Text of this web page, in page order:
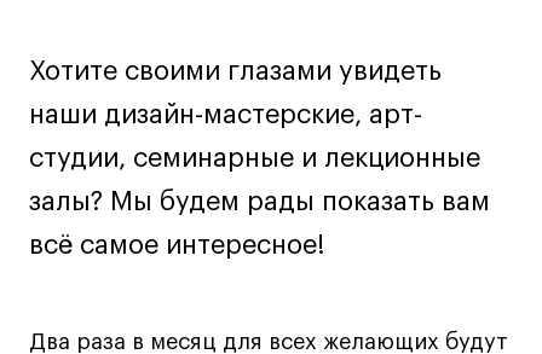
Интенсивы
Мода
Маркетинг
Контент
Интерьер
Хотите своими глазами увидеть
наши дизайн-мастерские, арт-
студии, семинарные и лекционные
залы? Мы будем рады показать вам
всё самое интересное!
Два раза в месяц для всех желающих будут